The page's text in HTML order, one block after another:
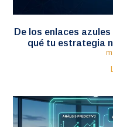
De los enlaces
qué tu estrategia